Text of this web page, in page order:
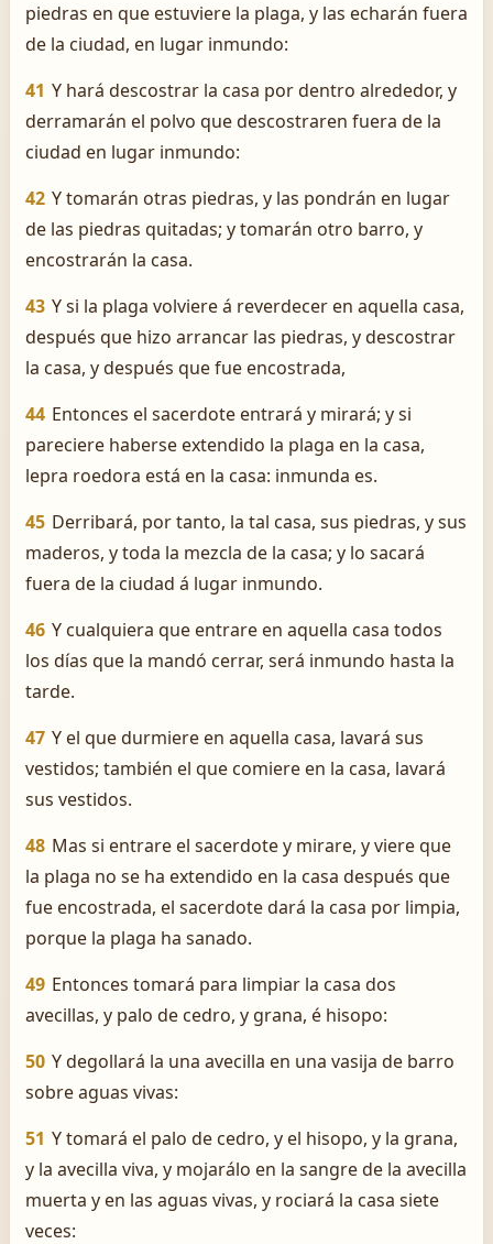
piedras en que estuviere la plaga, y las echarán fuera
de la ciudad, en lugar inmundo:
41 Y hará descostrar la casa por dentro alrededor, y
derramarán el polvo que descostraren fuera de la
ciudad en lugar inmundo:
42 Y tomarán otras piedras, y las pondrán en lugar
de las piedras quitadas; y tomarán otro barro, y
encostrarán la casa.
43 Y si la plaga volviere á reverdecer en aquella casa,
después que hizo arrancar las piedras, y descostrar
la casa, y después que fue encostrada,
44 Entonces el sacerdote entrará y mirará; y si
pareciere haberse extendido la plaga en la casa,
lepra roedora está en la casa: inmunda es.
45 Derribará, por tanto, la tal casa, sus piedras, y sus
maderos, y toda la mezcla de la casa; y lo sacará
fuera de la ciudad á lugar inmundo.
46 Y cualquiera que entrare en aquella casa todos
los días que la mandó cerrar, será inmundo hasta la
tarde.
47 Y el que durmiere en aquella casa, lavará sus
vestidos; también el que comiere en la casa, lavará
sus vestidos.
48 Mas si entrare el sacerdote y mirare, y viere que
la plaga no se ha extendido en la casa después que
fue encostrada, el sacerdote dará la casa por limpia,
porque la plaga ha sanado.
49 Entonces tomará para limpiar la casa dos
avecillas, y palo de cedro, y grana, é hisopo:
50 Y degollará la una avecilla en una vasija de barro
sobre aguas vivas:
51 Y tomará el palo de cedro, y el hisopo, y la grana,
y la avecilla viva, y mojarálo en la sangre de la avecilla
muerta y en las aguas vivas, y rociará la casa siete
veces: